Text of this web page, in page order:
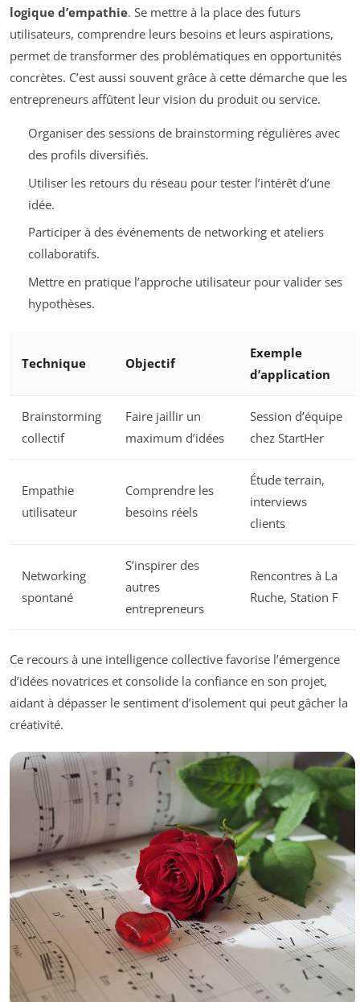
logique d’empathie. Se mettre à la place des futurs
utilisateurs, comprendre leurs besoins et leurs aspirations,
permet de transformer des problématiques en opportunités
concrètes. C’est aussi souvent grâce à cette démarche que les
entrepreneurs affûtent leur vision du produit ou service.
Organiser des sessions de brainstorming régulières avec
des profils diversifiés.
Utiliser les retours du réseau pour tester l’intérêt d’une
idée.
Participer à des événements de networking et ateliers
collaboratifs.
Mettre en pratique l’approche utilisateur pour valider ses
hypothèses.
Technique Objectif
Exemple
d’application
Brainstorming
collectif
Faire jaillir un
maximum d’idées
Session d’équipe
chez StartHer
Empathie
utilisateur
Comprendre les
besoins réels
Étude terrain,
interviews
clients
Networking
spontané
S’inspirer des
autres
entrepreneurs
Rencontres à La
Ruche, Station F
Ce recours à une intelligence collective favorise l’émergence
d’idées novatrices et consolide la confiance en son projet,
aidant à dépasser le sentiment d’isolement qui peut gâcher la
créativité.